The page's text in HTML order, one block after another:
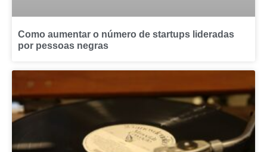
Como aumentar o número de startups lideradas
por pessoas negras